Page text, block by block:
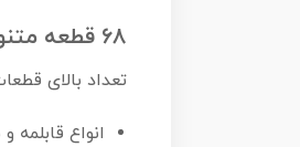
۶۸ قطعه متنوع برای بازی گروهی
تعداد بالای
انواع قابلمه